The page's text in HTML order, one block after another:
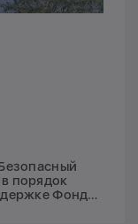
порядок
Фонда